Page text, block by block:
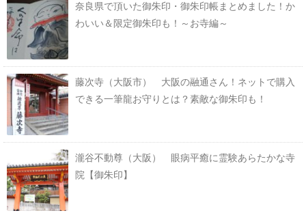
奈良県で頂いた御朱印・御朱印帳まとめました！か
わいい＆限定御朱印も！～お寺編～
藤次寺（大阪市） 大阪の融通さん！ネットで購入
できる一筆龍お守りとは？素敵な御朱印も！
瀧谷不動尊（大阪） 眼病平癒に霊験あらたかな寺
院【御朱印】